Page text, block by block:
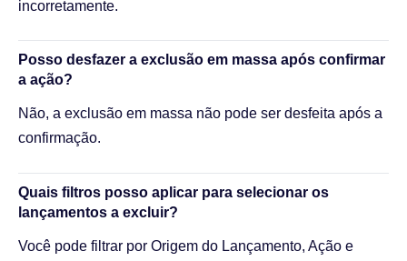
incorretamente.
Posso desfazer a exclusão em massa após confirmar
a ação?
Não, a exclusão em massa não pode ser desfeita após a
confirmação.
Quais filtros posso aplicar para selecionar os
lançamentos a excluir?
Você pode filtrar por Origem do Lançamento, Ação e